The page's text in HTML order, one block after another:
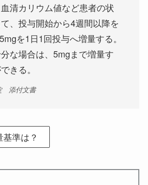
清カリウム値など患者の状
、投与開始から4週間以降を
を1日1回投与へ増量する。
な場合は、5mgまで増量す
きる。
添付文書
準は？